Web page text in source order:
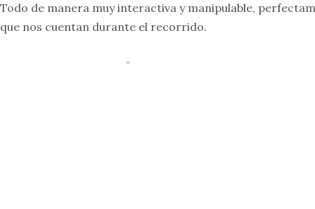
Todo de manera muy interactiva y manipulable,
que nos cuentan durante el recorrido.